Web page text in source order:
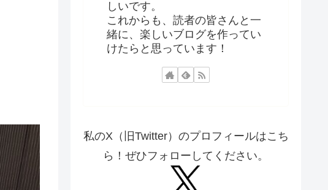
しいです。
これからも、読者の皆さんと一
緒に、楽しいブログを作ってい
けたらと思っています！
私のX（旧Twitter）のプロフィールはこち
ら！ぜひフォローしてください。